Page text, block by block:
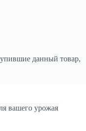
данный товар,
вашего урожая